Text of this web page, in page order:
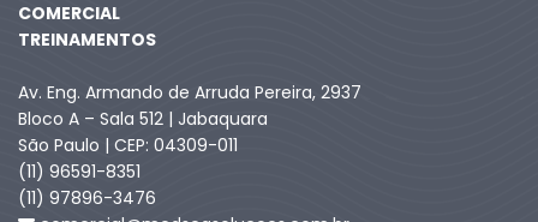
COMERCIAL
TREINAMENTOS
Av. Eng. Armando de Arruda Pereira, 2937
Bloco A – Sala 512 | Jabaquara
São Paulo | CEP: 04309-011
(11) 96591-8351
(11) 97896-3476